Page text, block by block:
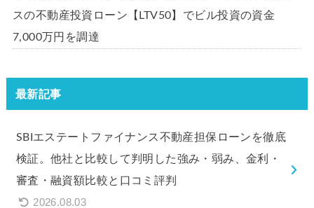
スの不動産投資ローン【LTV50】でビル投資の資金
7,000万円を調達
最新記事
SBIエステートファイナンス不動産担保ローンを徹底
検証。他社と比較して判明した強み・弱み、金利・
審査・融資額比較と口コミ評判
2026.08.03